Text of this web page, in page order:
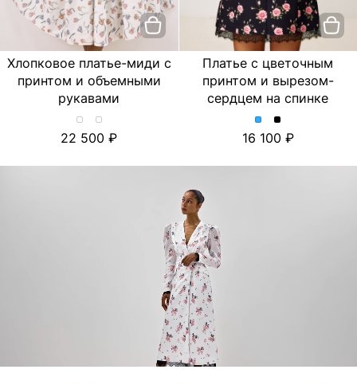
Хлопковое платье-миди с
принтом и объемными
рукавами
Хлопковое
платье-
с
Хлопковое
платье-
с
22 500
Платье с цветочным
принтом и вырезом-
сердцем на спинке
Платье
с
принтом
Платье
с
принтом
16 100